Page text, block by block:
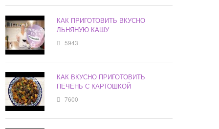
КАК ПРИГОТОВИТЬ ВКУСНО
ЛЬНЯНУЮ КАШУ
5943
КАК ВКУСНО ПРИГОТОВИТЬ
ПЕЧЕНЬ С КАРТОШКОЙ
7600